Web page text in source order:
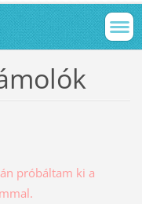
próbáltam ki a